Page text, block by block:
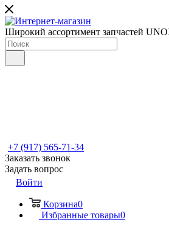
Широкий ассортимент запчастей
+7 (917) 565-71-34
Заказать звонок
Задать вопрос
Войти
Корзина0
Избранные товары0